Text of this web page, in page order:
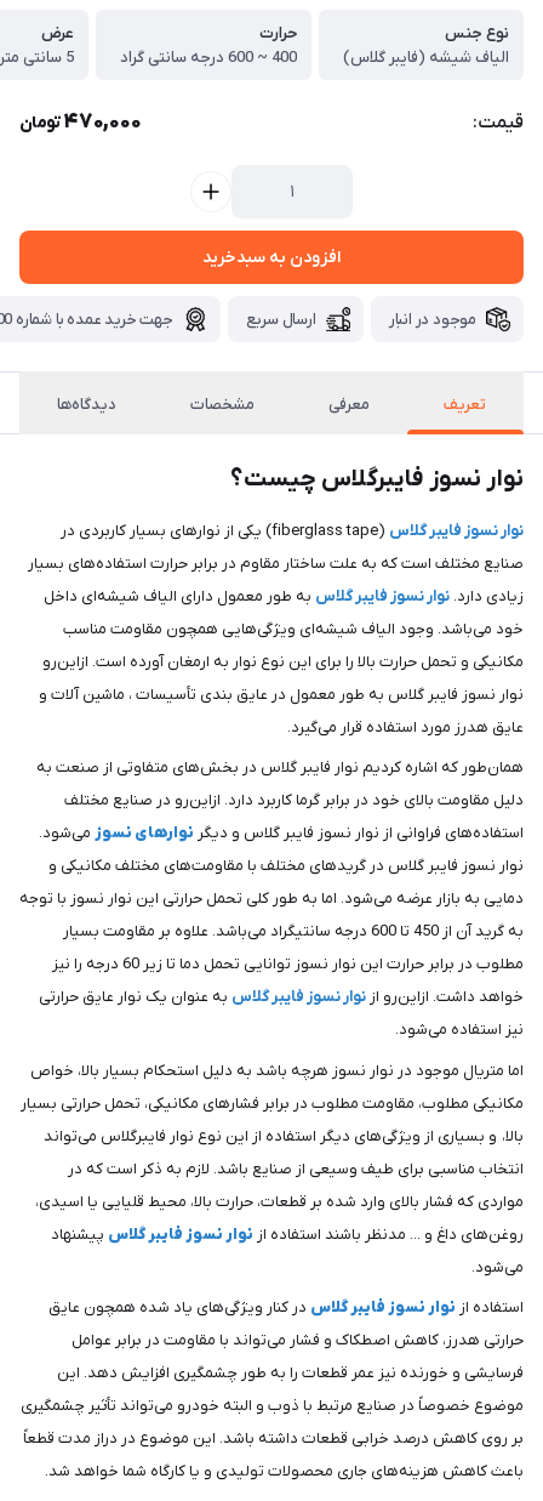
نوع جنس
الیاف شیشه (فایبر گلاس)
حرارت
400 ~ 600 درجه سانتی گراد
عرض
5 سانتی متر
قیمت: 470,000تومان
افزودن به سبدخرید
موجود در انبار ارسال سریع جهت خرید عمده با شماره 09371115700 تماس بگیرید.
تعریف معرفی مشخصات دیدگاه‌ها
نوار نسوز فایبرگلاس چیست؟
نوار نسوز فایبر گلاس
(fiberglass tape) یکی از نوارهای بسیار کاربردی در
صنایع مختلف است که به علت ساختار مقاوم در برابر حرارت استفاده‌های بسیار
زیادی دارد. نوار نسوز فایبر گلاس به طور معمول دارای الیاف شیشه‌ای داخل
خود می‌باشد. وجود الیاف شیشه‌ای ویژگی‌هایی همچون مقاومت مناسب
مکانیکی و تحمل حرارت بالا را برای این نوع نوار به ارمغان آورده است. ازاین‌رو
نوار نسوز فایبر گلاس به طور معمول در عایق بندی تأسیسات ، ماشین آلات و
عایق هدرز مورد استفاده قرار می‌گیرد.
همان‌طور که اشاره کردیم نوار فایبر گلاس در بخش‌های متفاوتی از صنعت به
دلیل مقاومت بالای خود در برابر گرما کاربرد دارد. ازاین‌رو در صنایع مختلف
استفاده‌های فراوانی از نوار نسوز فایبر گلاس و دیگر نوارهای نسوز می‌شود.
نوار نسوز فایبر گلاس در گریدهای مختلف با مقاومت‌های مختلف مکانیکی و
دمایی به بازار عرضه می‌شود. اما به طور کلی تحمل حرارتی این نوار نسوز با توجه
به گرید آن از 450 تا 600 درجه سانتیگراد می‌باشد. علاوه بر مقاومت بسیار
مطلوب در برابر حرارت این نوار نسوز توانایی تحمل دما تا زیر 60 درجه را نیز
خواهد داشت. ازاین‌رو از نوار نسوز فایبر گلاس به عنوان یک نوار عایق حرارتی
نیز استفاده می‌شود.
اما متریال موجود در نوار نسوز هرچه باشد به دلیل استحکام بسیار بالا، خواص
مکانیکی مطلوب، مقاومت مطلوب در برابر فشارهای مکانیکی، تحمل حرارتی بسیار
بالا، و بسیاری از ویژگی‌های دیگر استفاده از این نوع نوار فایبرگلاس می‌تواند
انتخاب مناسبی برای طیف وسیعی از صنایع باشد. لازم به ذکر است که در
مواردی که فشار بالای وارد شده بر قطعات، حرارت بالا، محیط قلیایی یا اسیدی،
روغن‌های داغ و ... مدنظر باشند استفاده از نوار نسوز فایبر گلاس پیشنهاد
می‌شود.
استفاده از نوار نسوز فایبر گلاس در کنار ویژگی‌های یاد شده همچون عایق
حرارتی هدرز، کاهش اصطکاک و فشار می‌تواند با مقاومت در برابر عوامل
فرسایشی و خورنده نیز عمر قطعات را به طور چشمگیری افزایش دهد. این
موضوع خصوصاً در صنایع مرتبط با ذوب و البته خودرو می‌تواند تأثیر چشمگیری
بر روی کاهش درصد خرابی قطعات داشته باشد. این موضوع در دراز مدت قطعاً
باعث کاهش هزینه‌های جاری محصولات تولیدی و یا کارگاه شما خواهد شد.